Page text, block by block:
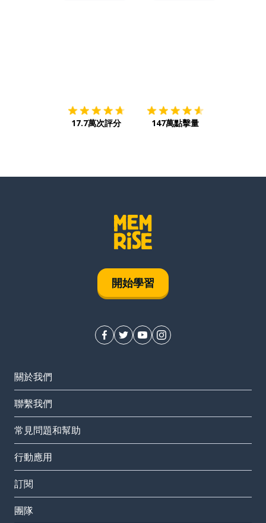
17.7萬次評分 147萬點擊量
開始學習
關於我們
聯繫我們
常見問題和幫助
行動應用
訂閱
團隊